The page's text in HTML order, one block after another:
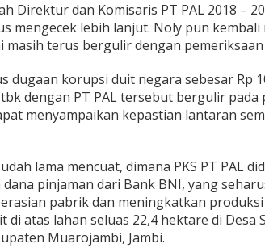
Direktur dan Komisaris PT PAL 2018 –
mengecek lebih lanjut. Noly pun kembali
masih terus bergulir dengan pemeriksaan
dugaan korupsi duit negara sebesar Rp
dengan PT PAL tersebut bergulir pada
menyampaikan kepastian lantaran
lama mencuat, dimana PKS PT PAL
pinjaman dari Bank BNI, yang
pabrik dan meningkatkan
di atas lahan seluas 22,4 hektare di Desa
Muarojambi, Jambi.